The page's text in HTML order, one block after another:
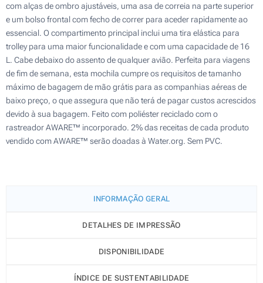
com alças de ombro ajustáveis, uma asa de correia na parte superior
e um bolso frontal com fecho de correr para aceder rapidamente ao
essencial. O compartimento principal inclui uma tira elástica para
trolley para uma maior funcionalidade e com uma capacidade de 16
L. Cabe debaixo do assento de qualquer avião. Perfeita para viagens
de fim de semana, esta mochila cumpre os requisitos de tamanho
máximo de bagagem de mão grátis para as companhias aéreas de
baixo preço, o que assegura que não terá de pagar custos acrescidos
devido à sua bagagem. Feito com poliéster reciclado com o
rastreador AWARE™ incorporado. 2% das receitas de cada produto
vendido com AWARE™ serão doadas à Water.org. Sem PVC.
INFORMAÇÃO GERAL
DETALHES DE IMPRESSÃO
DISPONIBILIDADE
ÍNDICE DE SUSTENTABILIDADE